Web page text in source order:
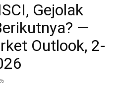
Gejolak
—
Outlook, 2-